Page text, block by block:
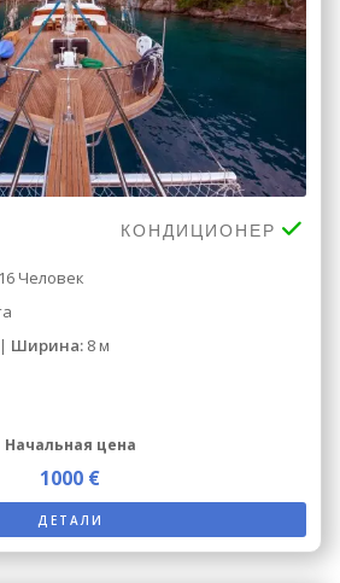
КОНДИЦИОНЕР
16 Человек
Ширина: 8 м
Начальная цена
1000 €
ДЕТАЛИ